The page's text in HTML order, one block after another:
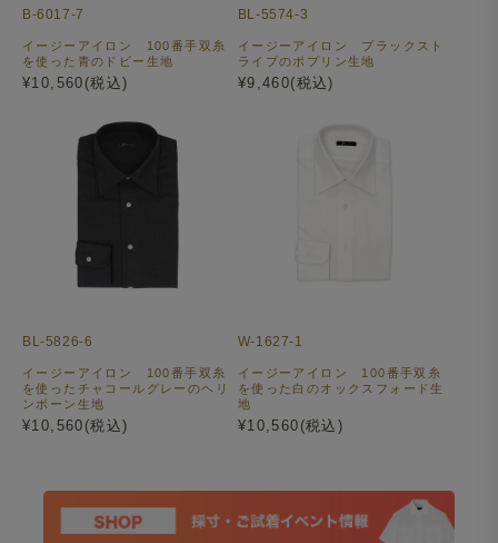
B-6017-7
イージーアイロン 100番手双糸
を使った青のドビー生地
¥10,560(税込)
BL-5574-3
イージーアイロン ブラックスト
ライプのポプリン生地
¥9,460(税込)
BL-5826-6
イージーアイロン 100番手双糸
を使ったチャコールグレーのヘリ
ンボーン生地
¥10,560(税込)
W-1627-1
イージーアイロン 100番手双糸
を使った白のオックスフォード生
地
¥10,560(税込)